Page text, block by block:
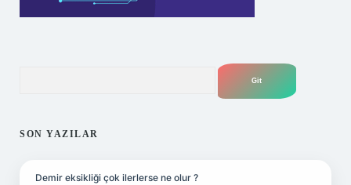
SON YAZILAR
Demir eksikliği çok ilerlerse ne olur ?